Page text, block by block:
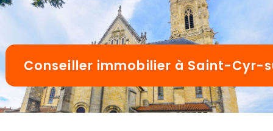
Conseiller immobilier à Saint-Cyr-